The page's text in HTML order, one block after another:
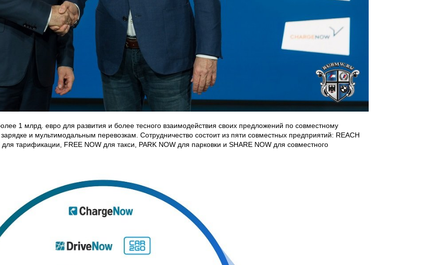
1 млрд. евро для развития и более тесного взаимодействия своих предложений по совместному
и мультимодальным перевозкам. Сотрудничество состоит из пяти совместных предприятий: REACH
тарификации, FREE NOW для такси, PARK NOW для парковки и SHARE NOW для совместного